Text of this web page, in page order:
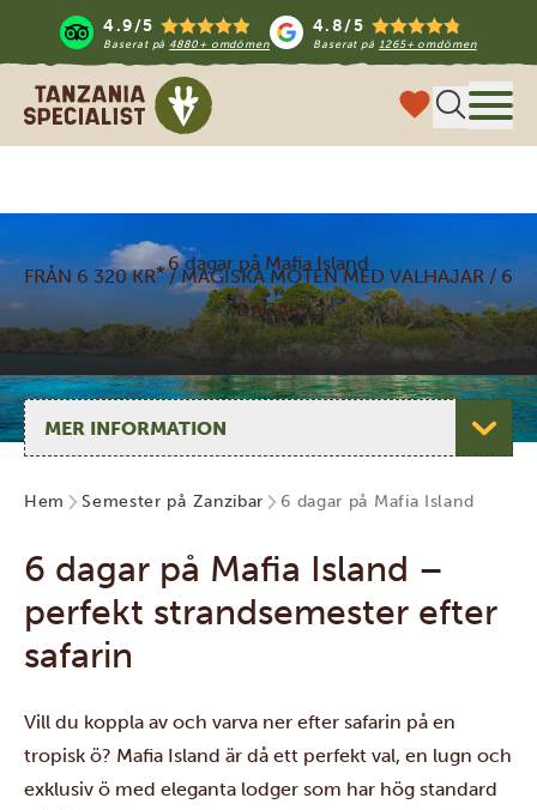
4.9/5
Baserat på 4880+ omdömen
4.8/5
Baserat på 1265+ omdömen
Tanzania Specialist
6 dagar på Mafia Island
FRÅN 6 320 KR*/ MAGISKA MÖTEN MED VALHAJAR / 6
DAGAR
Välj sida
Hem Semester på Zanzibar 6 dagar på Mafia Island
6 dagar på Mafia Island –
perfekt strandsemester efter
safarin
Vill du koppla av och varva ner efter safarin på en
tropisk ö? Mafia Island är då ett perfekt val, en lugn och
exklusiv ö med eleganta lodger som har hög standard